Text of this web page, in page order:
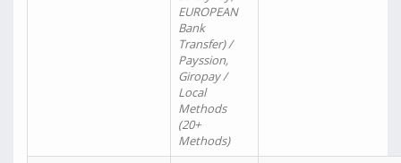
EUROPEAN
Bank
Transfer) /
Payssion,
Giropay /
Local
Methods
(20+
Methods)